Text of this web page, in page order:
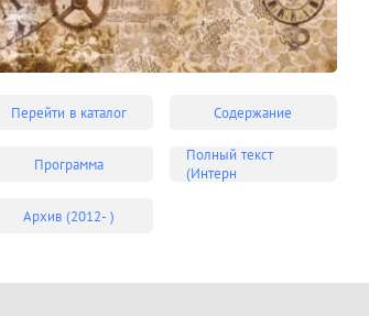
Перейти в каталог Содержание
Программа
Полный текст
(Интерн
Архив (2012- )